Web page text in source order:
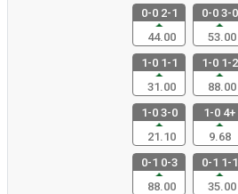
0-0 2-1
44.00
0-0 3-0
53.00
1-0 1-1
31.00
1-0 1-2
88.00
1-0 3-0
21.10
1-0 4+
9.68
0-1 0-3
88.00
0-1 1-1
35.00